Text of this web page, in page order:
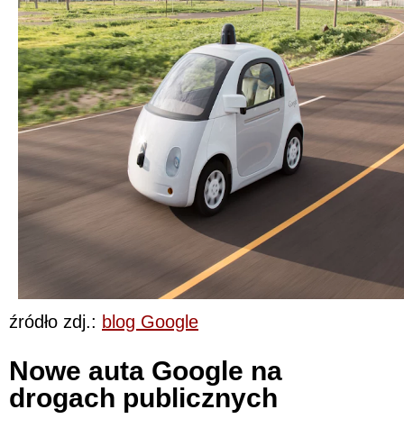
źródło zdj.: blog Google
Nowe auta Google na
drogach publicznych